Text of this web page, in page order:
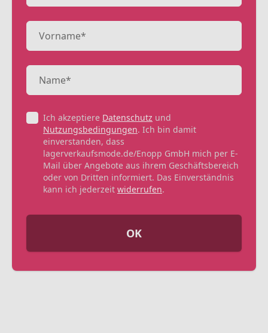
Ich akzeptiere Datenschutz und
Nutzungsbedingungen. Ich bin damit
einverstanden, dass
lagerverkaufsmode.de/Enopp GmbH mich per E-
Mail über Angebote aus ihrem Geschäftsbereich
oder von Dritten informiert. Das Einverständnis
kann ich jederzeit widerrufen.
OK